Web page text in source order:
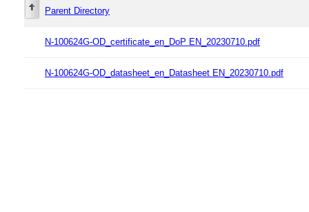
Parent Directory
N-100624G-OD_certificate_en_DoP EN_20230710.pdf
N-100624G-OD_datasheet_en_Datasheet EN_20230710.pdf